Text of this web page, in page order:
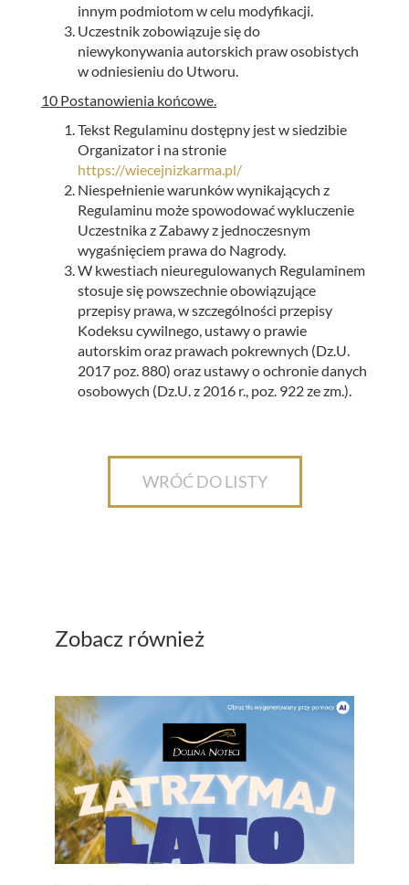
innym podmiotom w celu modyfikacji.
Uczestnik zobowiązuje się do
niewykonywania autorskich praw osobistych
w odniesieniu do Utworu.
10 Postanowienia końcowe.
Tekst Regulaminu dostępny jest w siedzibie
Organizator i na stronie
https://wiecejnizkarma.pl/
Niespełnienie warunków wynikających z
Regulaminu może spowodować wykluczenie
Uczestnika z Zabawy z jednoczesnym
wygaśnięciem prawa do Nagrody.
W kwestiach nieuregulowanych Regulaminem
stosuje się powszechnie obowiązujące
przepisy prawa, w szczególności przepisy
Kodeksu cywilnego, ustawy o prawie
autorskim oraz prawach pokrewnych (Dz.U.
2017 poz. 880) oraz ustawy o ochronie danych
osobowych (Dz.U. z 2016 r., poz. 922 ze zm.).
WRÓĆ DO LISTY
Zobacz również